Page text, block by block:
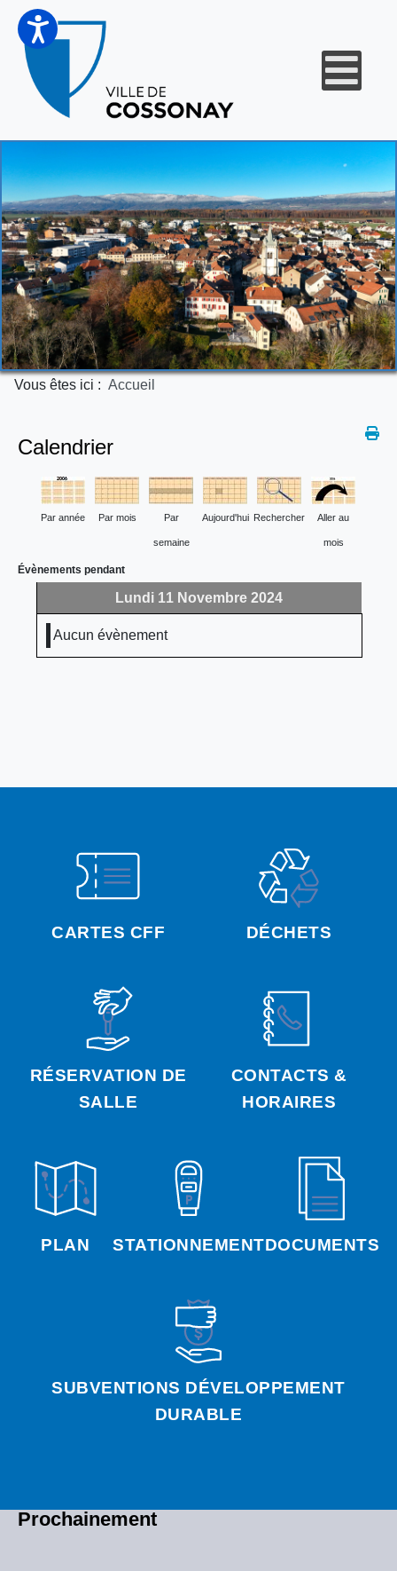
Vous êtes ici : Accueil
CARTES CFF DÉCHETS
RÉSERVATION DE
SALLE
CONTACTS &
HORAIRES
PLAN STATIONNEMENTDOCUMENTS
SUBVENTIONS DÉVELOPPEMENT
DURABLE
Prochainement
Calendrier
Par année Par mois Par
semaine
Aujourd'hui Rechercher Aller au
mois
Évènements pendant
Lundi 11 Novembre 2024
Aucun évènement